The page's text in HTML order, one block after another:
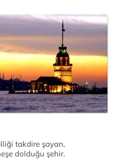
takdire şayan,
dolduğu şehir.